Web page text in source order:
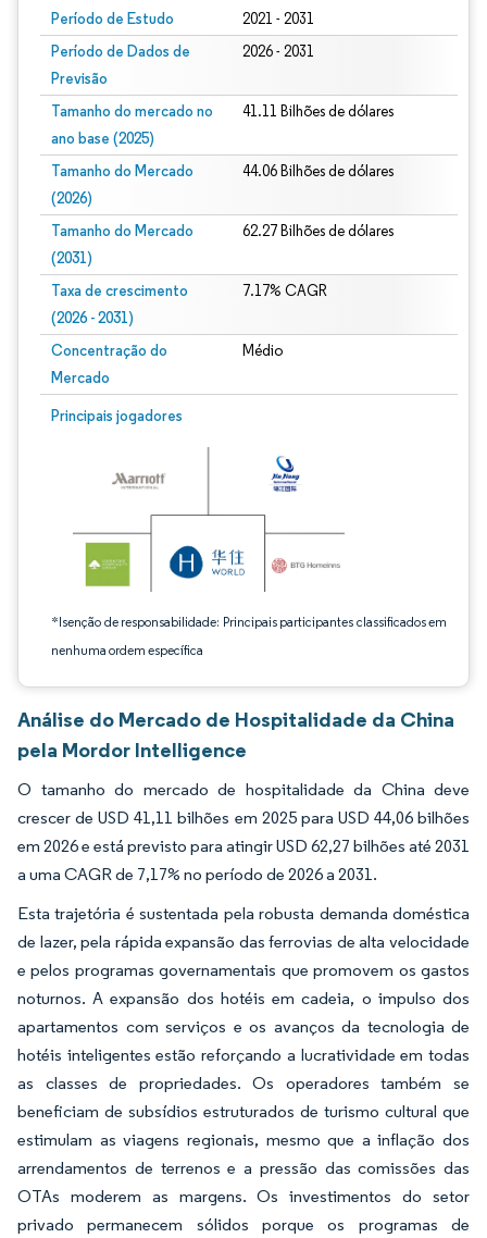
Período de Estudo 2021 - 2031
Período de Dados de
Previsão
2026 - 2031
Tamanho do mercado no
ano base (2025)
41.11 Bilhões de dólares
Tamanho do Mercado
(2026)
44.06 Bilhões de dólares
Tamanho do Mercado
(2031)
62.27 Bilhões de dólares
Taxa de crescimento
(2026 - 2031)
7.17% CAGR
Concentração do
Mercado
Médio
Principais jogadores
*Isenção de responsabilidade: Principais participantes classificados em
nenhuma ordem específica
Imagem © Mordor Intelligence. O reuso requer atribuição conforme CC BY 4.0.
Análise do Mercado de Hospitalidade da China
pela Mordor Intelligence
O tamanho do mercado de hospitalidade da China deve
crescer de USD 41,11 bilhões em 2025 para USD 44,06 bilhões
em 2026 e está previsto para atingir USD 62,27 bilhões até 2031
a uma CAGR de 7,17% no período de 2026 a 2031.
Esta trajetória é sustentada pela robusta demanda doméstica
de lazer, pela rápida expansão das ferrovias de alta velocidade
e pelos programas governamentais que promovem os gastos
noturnos. A expansão dos hotéis em cadeia, o impulso dos
apartamentos com serviços e os avanços da tecnologia de
hotéis inteligentes estão reforçando a lucratividade em todas
as classes de propriedades. Os operadores também se
beneficiam de subsídios estruturados de turismo cultural que
estimulam as viagens regionais, mesmo que a inflação dos
arrendamentos de terrenos e a pressão das comissões das
OTAs moderem as margens. Os investimentos do setor
privado permanecem sólidos porque os programas de